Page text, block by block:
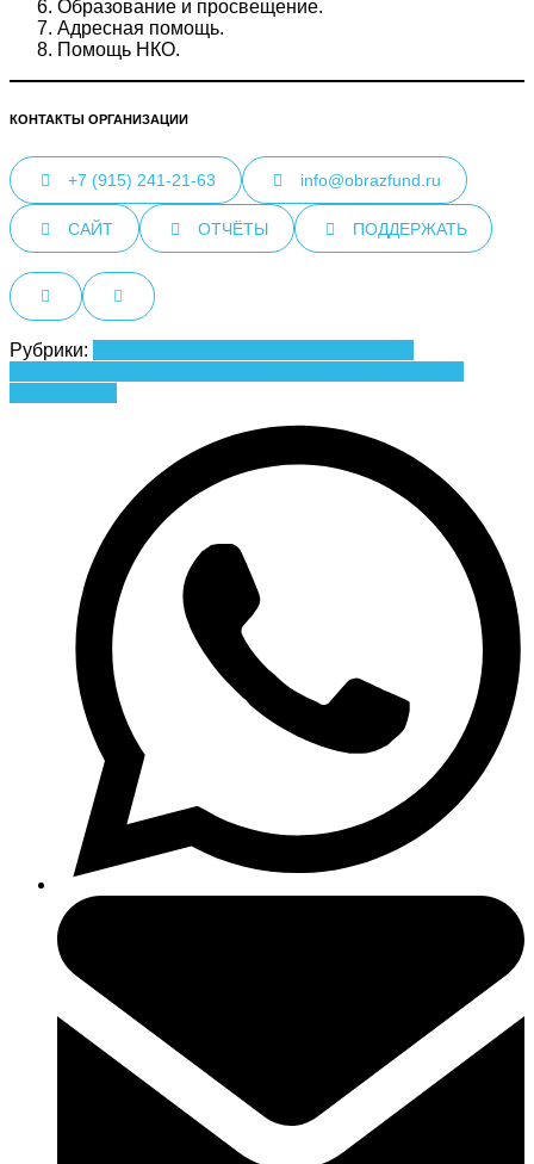
Образование и просвещение.
Адресная помощь.
Помощь НКО.
КОНТАКТЫ ОРГАНИЗАЦИИ
+7 (915) 241-21-63 info@obrazfund.ru
САЙТ ОТЧЁТЫ ПОДДЕРЖАТЬ
Рубрики: